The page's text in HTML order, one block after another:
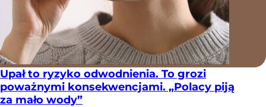
Upał to ryzyko odwodnienia. To grozi
poważnymi konsekwencjami. „Polacy piją
za mało wody”